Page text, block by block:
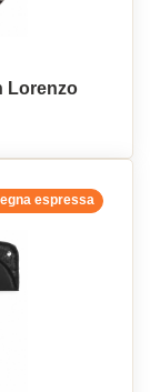
Lorenzo
espressa